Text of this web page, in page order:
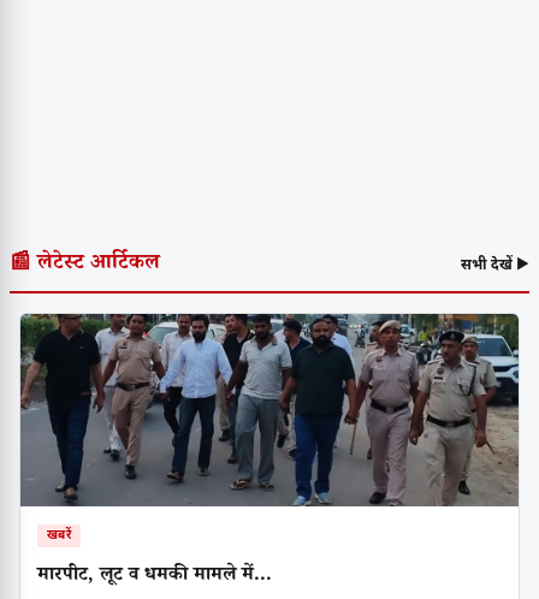
📰 लेटेस्ट आर्टिकल सभी देखें ▶
खबरें
मारपीट, लूट व धमकी मामले में...